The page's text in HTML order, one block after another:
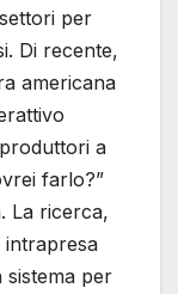
per
Di recente,
americana
a
farlo?”
La ricerca,
intrapresa
per